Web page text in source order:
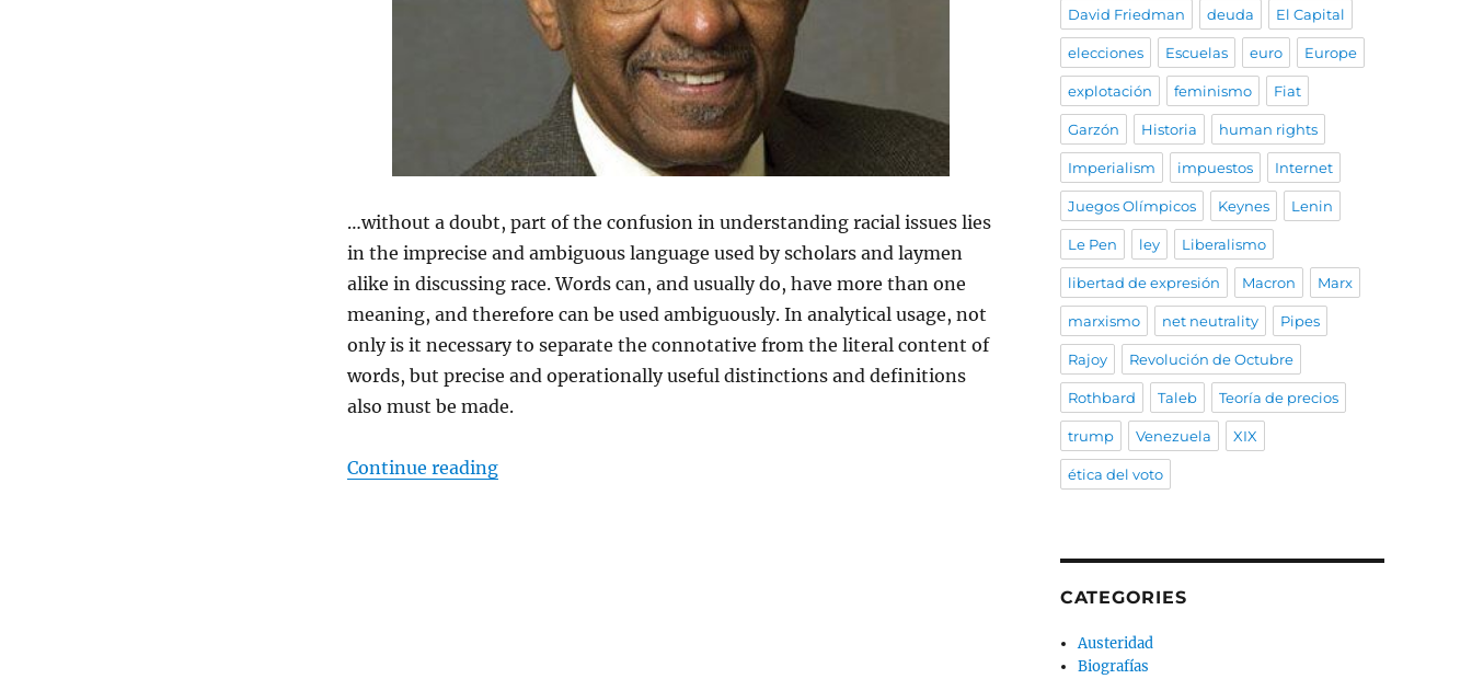
…without a doubt, part of the confusion in understanding racial issues lies
in the imprecise and ambiguous language used by scholars and laymen
alike in discussing race. Words can, and usually do, have more than one
meaning, and therefore can be used ambiguously. In analytical usage, not
only is it necessary to separate the connotative from the literal content of
words, but precise and operationally useful distinctions and definitions
also must be made.
Continue reading“Racial Terminology and Confusion”
David Friedman deuda El Capital
elecciones Escuelas euro Europe
explotación feminismo Fiat
Garzón Historia human rights
Imperialism impuestos Internet
Juegos Olímpicos Keynes Lenin
Le Pen ley Liberalismo
libertad de expresión Macron Marx
marxismo net neutrality Pipes
Rajoy Revolución de Octubre
Rothbard Taleb Teoría de precios
trump Venezuela XIX
ética del voto
CATEGORIES
Austeridad
Biografías